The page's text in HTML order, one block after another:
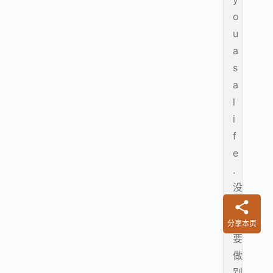
o
u
a
s
a
l
i
f
e
.
没
有
必
要
做
分享本页